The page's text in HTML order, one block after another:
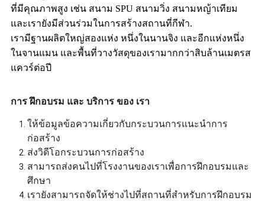
ที่มีคุณภาพสูง เช่น สนาม SPU สนามวิ่ง สนามหญ้าเทียม
และเรายังมีส่วนร่วมในการสร้างสถานที่กีฬา.
เรามีฐานผลิตใหญ่สองแห่ง หนึ่งในนานจิง และอีกแห่งหนึ่ง
ในจานแมน และพื้นที่วางวัสดุของเรามากกว่าสิบล้านเมตรส
แควร์ต่อปี
การ ฝึกอบรม และ บริการ ของ เรา
ให้ข้อมูลข้อความเกี่ยวกับกระบวนการแนะนําการ
ก่อสร้าง
ส่งวิดีโอกระบวนการก่อสร้าง
สามารถส่งคนไปที่โรงงานของเราเพื่อการฝึกอบรมและ
ศึกษา
เรายังสามารถจัดให้ช่างไปที่สถานที่สําหรับการฝึกอบรม